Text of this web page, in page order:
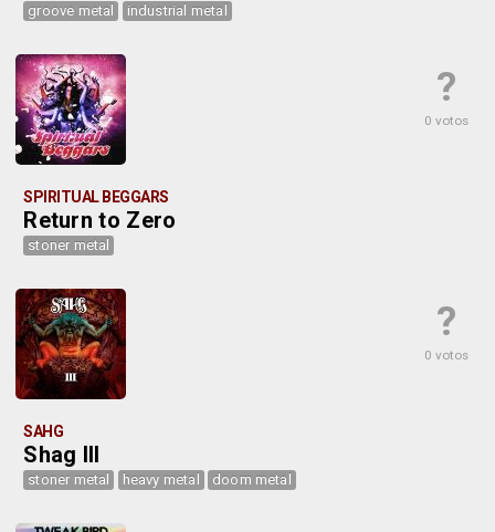
groove metal industrial metal
?
0 votos
SPIRITUAL BEGGARS
Return to Zero
stoner metal
?
0 votos
SAHG
Shag III
stoner metal heavy metal doom metal